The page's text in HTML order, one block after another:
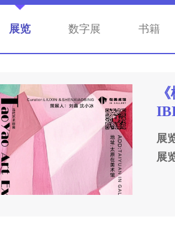
展览 数字展 书籍
展
展